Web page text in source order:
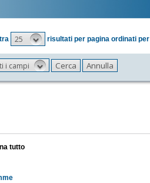
25 risultati per pagina ordinati per
i campi
tutto